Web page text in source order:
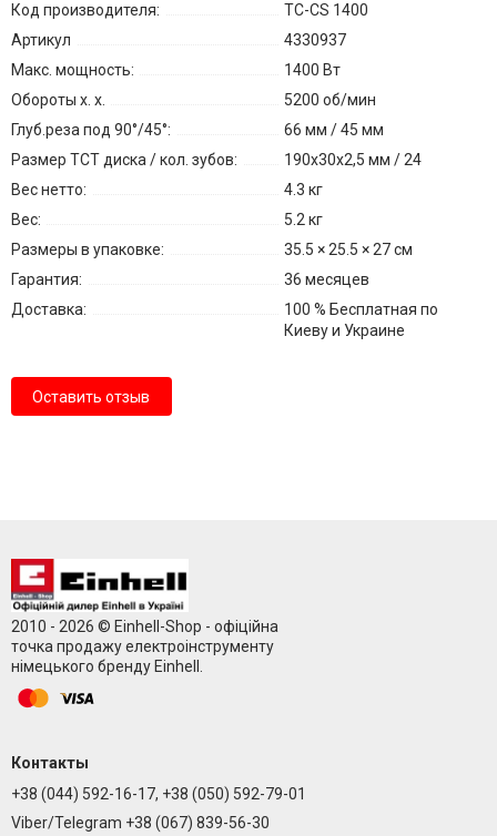
Код производителя:
TC-CS 1400
Артикул
4330937
Макс. мощность:
1400 Вт
Обороты х. х.
5200 об/мин
Глуб.реза под 90°/45°:
66 мм / 45 мм
Размер TCT диска / кол. зубов:
190x30x2,5 мм / 24
Вес нетто:
4.3 кг
Вес:
5.2 кг
Размеры в упаковке:
35.5 × 25.5 × 27 см
Гарантия:
36 месяцев
Доставка:
100 % Бесплатная по
Киеву и Украине
Оставить отзыв
2010 - 2026 © Einhell-Shop - офіційна
точка продажу електроінструменту
німецького бренду Einhell.
Контакты
+38 (044) 592-16-17, +38 (050) 592-79-01
Viber/Telegram +38 (067) 839-56-30